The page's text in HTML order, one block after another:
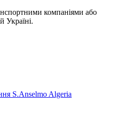
компаніями або
Україні.